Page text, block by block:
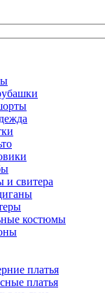
и свитера
костюмы
платья
платья